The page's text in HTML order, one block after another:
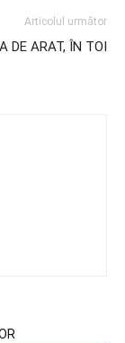
Articolul următor
DE ARAT, ÎN TOI